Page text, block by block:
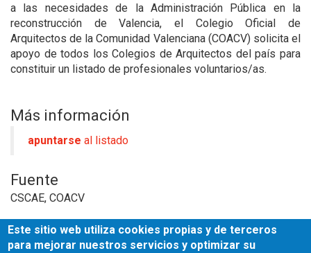
a las necesidades de la Administración Pública en la
reconstrucción de Valencia, el Colegio Oficial de
Arquitectos de la Comunidad Valenciana (COACV) solicita el
apoyo de todos los Colegios de Arquitectos del país para
constituir un listado de profesionales voluntarios/as.
Más información
apuntarse al listado
Fuente
CSCAE, COACV
Este sitio web utiliza cookies propias y de terceros
para mejorar nuestros servicios y optimizar su